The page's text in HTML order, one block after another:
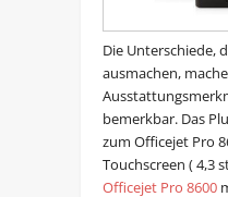
Die Unterschiede,
ausmachen,
bemerkbar. Das
zum Officejet Pro
Touchscreen ( 4,3
Officejet Pro 8600